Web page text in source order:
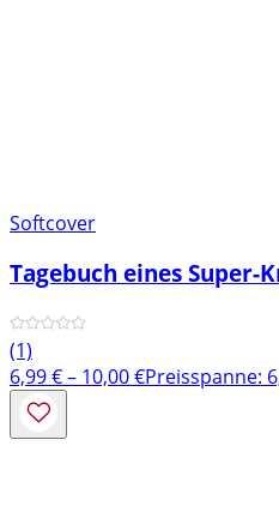
Softcover
Tagebuch eines Super-
(1)
6,99€– 10,00€Preisspanne: